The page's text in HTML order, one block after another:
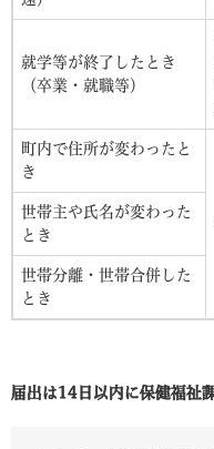
就学等が終了したとき
（卒業・就職等）
町内で住所が変わったと
き
世帯主や氏名が変わった
とき
世帯分離・世帯合併した
とき
届出は14日以内に保健福祉